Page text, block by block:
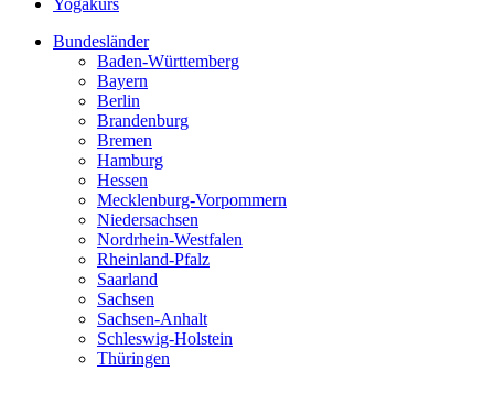
Bundesländer
Baden-Württemberg
Bayern
Berlin
Brandenburg
Bremen
Hamburg
Hessen
Mecklenburg-Vorpommern
Niedersachsen
Nordrhein-Westfalen
Rheinland-Pfalz
Saarland
Sachsen
Sachsen-Anhalt
Schleswig-Holstein
Thüringen